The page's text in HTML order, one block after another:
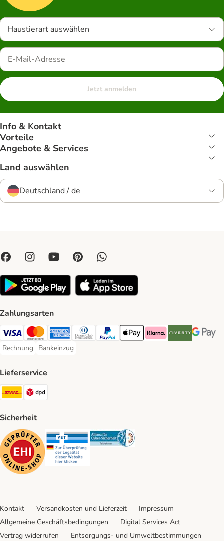
Haustierart auswählen
Jetzt anmelden
Info & Kontakt
Vorteile
Angebote & Services
Land auswählen
Deutschland / de
Zahlungsarten
Visa Payment Method
Mastercard Payment Method
American Express Payment Method
Diners Club Payment Method
PayPal Payment Method
Apple Pay Payment Method
Klarna Payment Method
Riverty Payment
Google
Rechnung
Rechnung Payment Method
Bankeinzug
Bankeinzug Payment Method
Lieferservice
DHL Shipping Method
Sicherheit
Security Security Security
Kontakt Versandkosten und Lieferzeit
Impressum
Allgemeine Geschäftsbedingungen
Digital Services Act
Vertrag widerrufen
Entsorgungs- und Umweltbestimmungen